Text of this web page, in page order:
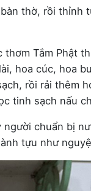
thờ, rồi thỉnh
Tắm Phật
hoa cúc, hoa
rồi rải thêm
tinh sạch nấu
chuẩn bị
tựu như